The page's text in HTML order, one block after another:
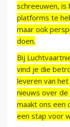
schreeuwen,
platforms te
maar ook
doen.
Bij
vind je die
leveren van
nieuws over
maakt ons een
een stap voor